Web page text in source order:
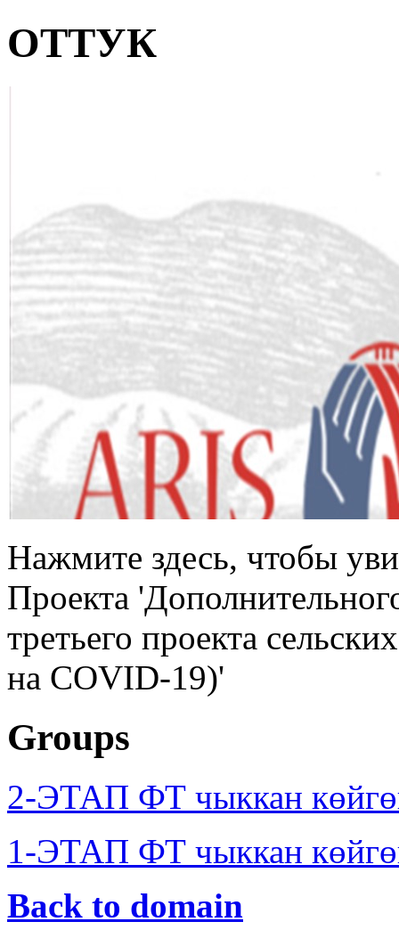
ОТТУК
Нажмите здесь, чтобы
Проекта
третьего проекта
на COVID-19)'
Groups
2-ЭТАП ФТ чыккан
1-ЭТАП ФТ чыккан
Back to domain